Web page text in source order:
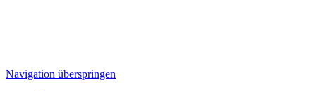
Navigation überspringen